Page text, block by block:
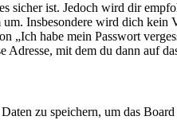
sicher ist. Jedoch wird dir
Insbesondere wird dich
„Ich habe mein Passwort
Adresse, mit dem du dann auf
zu speichern, um das